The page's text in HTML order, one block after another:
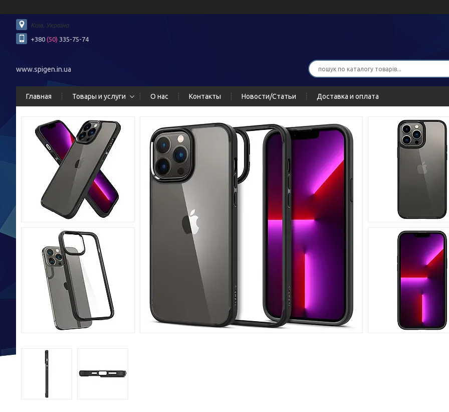
Київ, Україна
+380 (50) 335-75-74
www.spigen.in.ua
Главная Товары и услуги О нас Контакты Новости/Статьи Доставка и оплата